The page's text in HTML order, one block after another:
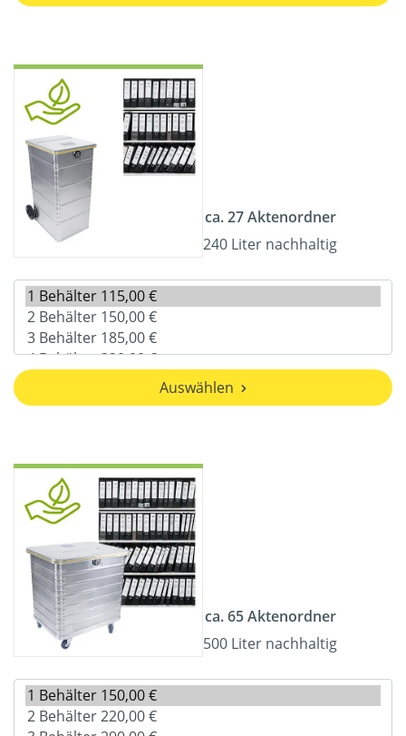
ca. 27 Aktenordner
240 Liter nachhaltig
Auswählen
ca. 65 Aktenordner
500 Liter nachhaltig